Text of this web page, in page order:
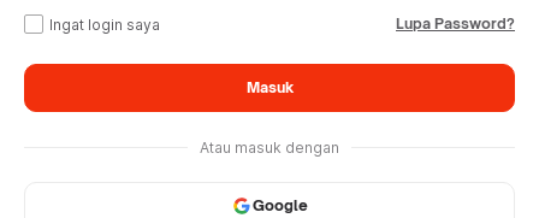
Ingat login saya Lupa Password?
Masuk
Atau masuk dengan
Google